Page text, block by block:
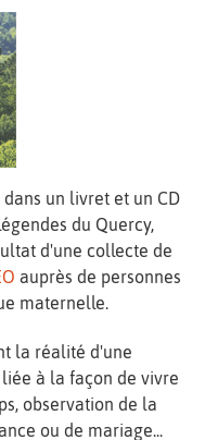
un livret et un CD
du Quercy,
d'une collecte de
auprès de personnes
maternelle.
la réalité d'une
à la façon de vivre
observation de la
ou de mariage...